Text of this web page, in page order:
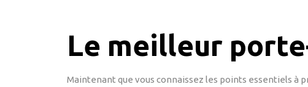
Le meilleur
Maintenant que vous connaissez les points essentiels